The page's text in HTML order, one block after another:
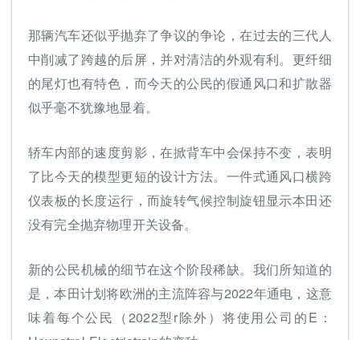
那辆汽车还似乎抛弃了争议的争论，在过去的三代人
中削减了跨越的后屏，并对清洁的外观有利。更纤细
的尾灯也有特色，而今天的公民的假通风口和扩散器
似乎毫不犹豫地显着。
轿车内部的速度剪影，在掀背车中会保持不变，表明
了比今天的模型更短的设计方法。一件式通风口横跨
仪表板的长度运行，而旋转气候控制旋钮显示本田还
没有完全抛弃物理开关设备。
新的公民机械的细节在这个阶段稀缺。我们所知道的
是，本田计划将欧洲的主流阵容与2022年通电，这意
味着每个公民（2022型r除外）将使用公司的E：